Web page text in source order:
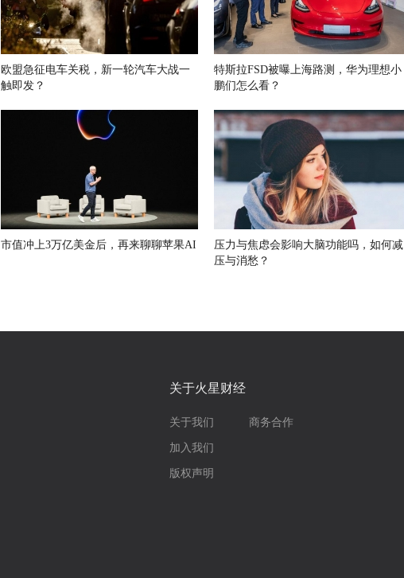
欧盟急征电车关税，新一轮汽车大战一
触即发？
特斯拉FSD被曝上海路测，华为理想小
鹏们怎么看？
市值冲上3万亿美金后，再来聊聊苹果AI
压力与焦虑会影响大脑功能吗，如何减
压与消愁？
关于火星财经
关于我们
加入我们
版权声明
商务合作